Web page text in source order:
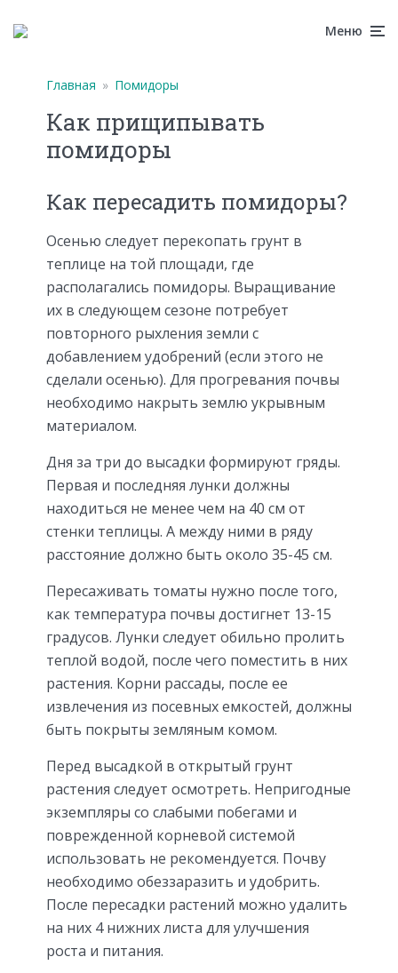
Меню
Главная » Помидоры
Как прищипывать
помидоры
Как пересадить помидоры?
Осенью следует перекопать грунт в
теплице на той площади, где
располагались помидоры. Выращивание
их в следующем сезоне потребует
повторного рыхления земли с
добавлением удобрений (если этого не
сделали осенью). Для прогревания почвы
необходимо накрыть землю укрывным
материалом.
Дня за три до высадки формируют гряды.
Первая и последняя лунки должны
находиться не менее чем на 40 см от
стенки теплицы. А между ними в ряду
расстояние должно быть около 35-45 см.
Пересаживать томаты нужно после того,
как температура почвы достигнет 13-15
градусов. Лунки следует обильно пролить
теплой водой, после чего поместить в них
растения. Корни рассады, после ее
извлечения из посевных емкостей, должны
быть покрыты земляным комом.
Перед высадкой в открытый грунт
растения следует осмотреть. Непригодные
экземпляры со слабыми побегами и
поврежденной корневой системой
использовать не рекомендуется. Почву
необходимо обеззаразить и удобрить.
После пересадки растений можно удалить
на них 4 нижних листа для улучшения
роста и питания.